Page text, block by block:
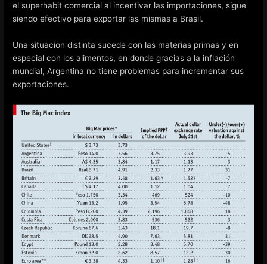
el superhabit comercial al incentivar las importaciones, sigue
siendo efectivo para exportar las mismas a Brasil.
Una situacion distinta sucede con las materias primas y en
especial con los alimentos, en donde gracias a la inflación
mundial, Argentina no tiene problemas para incrementar sus
exportaciones.